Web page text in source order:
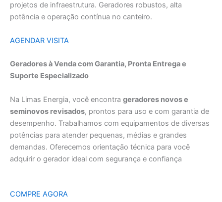
projetos de infraestrutura. Geradores robustos, alta
potência e operação contínua no canteiro.
AGENDAR VISITA
Geradores à Venda com Garantia, Pronta Entrega e
Suporte Especializado
Na Limas Energia, você encontra geradores novos e
seminovos revisados, prontos para uso e com garantia de
desempenho. Trabalhamos com equipamentos de diversas
potências para atender pequenas, médias e grandes
demandas. Oferecemos orientação técnica para você
adquirir o gerador ideal com segurança e confiança
COMPRE AGORA